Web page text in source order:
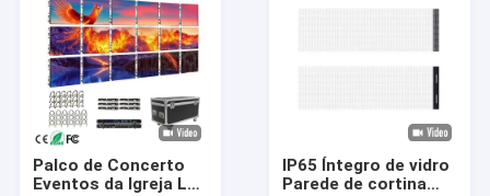
Palco de Concerto
Eventos da Igreja LED
IP65 Íntegro de vidro
Parede de cortina